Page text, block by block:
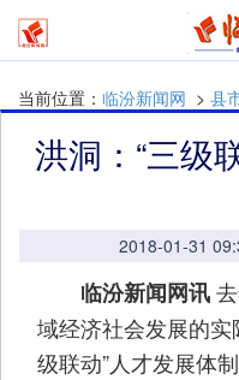
当前位置： 临汾新闻网 > 县
洪洞：“三级
2018-01-31
临汾新闻网讯
域经济社会发展的
级联动”人才发展体